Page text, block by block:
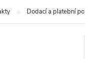
Dodací a platební